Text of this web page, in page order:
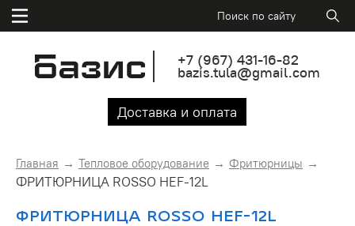
+7 (967) 431-16-82
bazis.tula@gmail.com
Доставка и оплата
Главная Тепловое оборудование Фритюрницы
ФРИТЮРНИЦА ROSSO HEF-12L
ФРИТЮРНИЦА ROSSO HEF-12L